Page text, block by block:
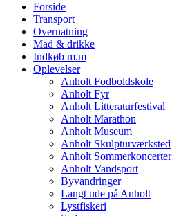
Forside
Transport
Overnatning
Mad & drikke
Indkøb m.m
Oplevelser
Anholt Fodboldskole
Anholt Fyr
Anholt Litteraturfestival
Anholt Marathon
Anholt Museum
Anholt Skulpturværksted
Anholt Sommerkoncerter
Anholt Vandsport
Byvandringer
Langt ude på Anholt
Lystfiskeri